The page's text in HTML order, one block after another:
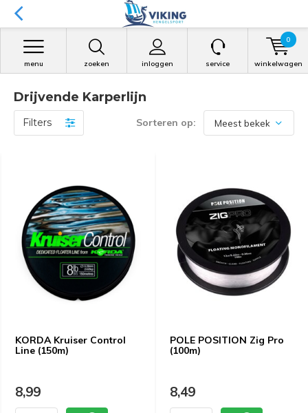
zoeken inloggen
menu service winkelwagen
0
Drijvende Karperlijn
Filters Sorteren op:
KORDA Kruiser Control
Line (150m)
8,99
POLE POSITION Zig Pro
(100m)
8,49